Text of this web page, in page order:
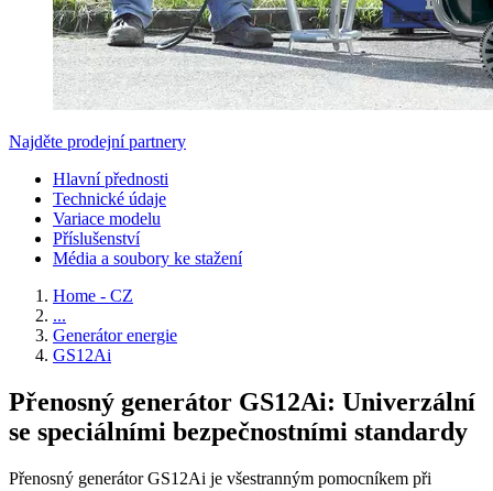
Najděte prodejní partnery
Hlavní přednosti
Technické údaje
Variace modelu
Příslušenství
Média a soubory ke stažení
Home - CZ
...
Generátor energie
GS12Ai
Přenosný generátor GS12Ai: Univerzální
se speciálními bezpečnostními standardy
Přenosný generátor GS12Ai je všestranným pomocníkem při